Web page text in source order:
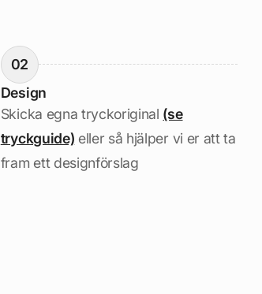
02
Design
Skicka egna tryckoriginal (se
tryckguide) eller så hjälper vi er att ta
fram ett designförslag